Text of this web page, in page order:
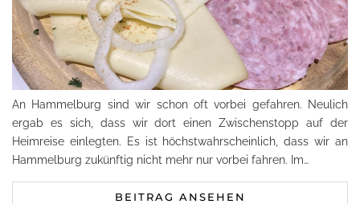
An Hammelburg sind wir schon oft vorbei gefahren. Neulich
ergab es sich, dass wir dort einen Zwischenstopp auf der
Heimreise einlegten. Es ist höchstwahrscheinlich, dass wir an
Hammelburg zukünftig nicht mehr nur vorbei fahren. Im…
BEITRAG ANSEHEN